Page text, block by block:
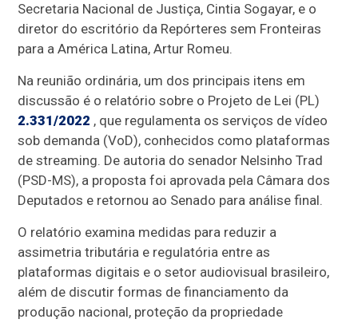
Secretaria Nacional de Justiça, Cintia Sogayar, e o
diretor do escritório da Repórteres sem Fronteiras
para a América Latina, Artur Romeu.
Na reunião ordinária, um dos principais itens em
discussão é o relatório sobre o Projeto de Lei (PL)
2.331/2022 , que regulamenta os serviços de vídeo
sob demanda (VoD), conhecidos como plataformas
de streaming. De autoria do senador Nelsinho Trad
(PSD-MS), a proposta foi aprovada pela Câmara dos
Deputados e retornou ao Senado para análise final.
O relatório examina medidas para reduzir a
assimetria tributária e regulatória entre as
plataformas digitais e o setor audiovisual brasileiro,
além de discutir formas de financiamento da
produção nacional, proteção da propriedade